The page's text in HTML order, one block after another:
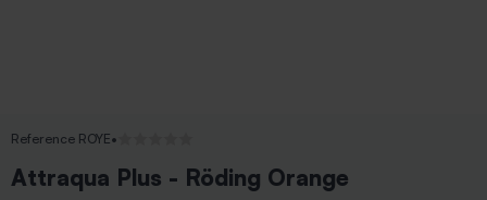
Reference ROYE•
Attraqua Plus - Röding Orange